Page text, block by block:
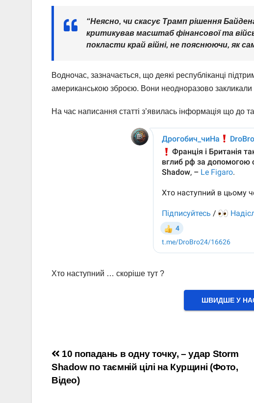
“Неясно, чи скасує Трамп рішення
критикував масштаб фінансової та
покласти край війні, не пояснюючи, як
Водночас, зазначається, що деякі республіканці
американською зброєю. Вони неодноразово
На час написання статті з’явилась інформація що до
Хто наступний … скоріше тут ?
ШВИДШЕ У НАС
Навігація
записів
10 попадань в одну точку, – удар Storm
Shadow по таємній цілі на Курщині (Фото,
Відео)